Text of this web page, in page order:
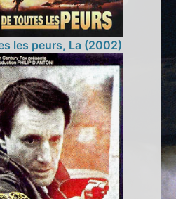
les peurs, La (2002)